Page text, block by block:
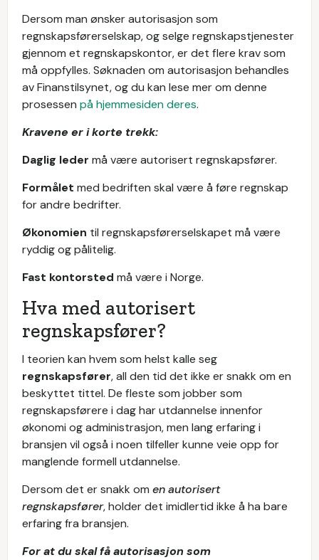
Dersom man ønsker autorisasjon som
regnskapsførerselskap, og selge regnskapstjenester
gjennom et regnskapskontor, er det flere krav som
må oppfylles. Søknaden om autorisasjon behandles
av Finanstilsynet, og du kan lese mer om denne
prosessen på hjemmesiden deres.
Kravene er i korte trekk:
Daglig leder må være autorisert regnskapsfører.
Formålet med bedriften skal være å føre regnskap
for andre bedrifter.
Økonomien til regnskapsførerselskapet må være
ryddig og pålitelig.
Fast kontorsted må være i Norge.
Hva med autorisert
regnskapsfører?
I teorien kan hvem som helst kalle seg
regnskapsfører, all den tid det ikke er snakk om en
beskyttet tittel. De fleste som jobber som
regnskapsførere i dag har utdannelse innenfor
økonomi og administrasjon, men lang erfaring i
bransjen vil også i noen tilfeller kunne veie opp for
manglende formell utdannelse.
Dersom det er snakk om en autorisert
regnskapsfører, holder det imidlertid ikke å ha bare
erfaring fra bransjen.
For at du skal få autorisasjon som